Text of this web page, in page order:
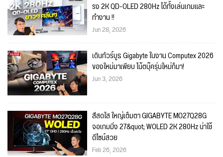
รง 2K QD-OLED 280Hz ได้ทั้งเล่นเกมและ
ทำงาน !!
Jun 28, 2026
เดินทัวร์บูธ Gigabyte ในงาน Computex 2026
ของใหม่มาเพียบ โน้ตบุ๊ครุ่นใหม่ก็มา!
Jun 3, 2026
สีสดใส ใหญ่เต็มตา GIGABYTE MO27Q28G
จอเกมมิ่ง 27&quot; WOLED 2K 280Hz น่าใช้
ดีไซน์สวย
Feb 26, 2026